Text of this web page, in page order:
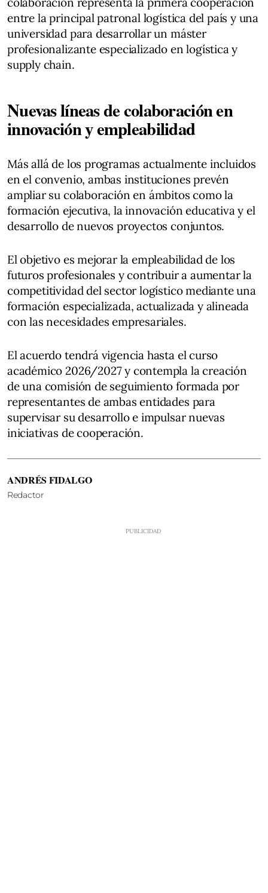
entre la principal patronal logística del país y una
universidad para desarrollar un máster
profesionalizante especializado en logística y
supply chain.
Nuevas líneas de colaboración en
innovación y empleabilidad
Más allá de los programas actualmente incluidos
en el convenio, ambas instituciones prevén
ampliar su colaboración en ámbitos como la
formación ejecutiva, la innovación educativa y el
desarrollo de nuevos proyectos conjuntos.
El objetivo es mejorar la empleabilidad de los
futuros profesionales y contribuir a aumentar la
competitividad del sector logístico mediante una
formación especializada, actualizada y alineada
con las necesidades empresariales.
El acuerdo tendrá vigencia hasta el curso
académico 2026/2027 y contempla la creación
de una comisión de seguimiento formada por
representantes de ambas entidades para
supervisar su desarrollo e impulsar nuevas
iniciativas de cooperación.
ANDRÉS FIDALGO
Redactor